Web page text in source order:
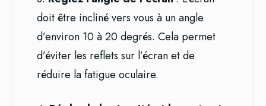
doit être incliné vers vous à un angle
d’environ 10 à 20 degrés. Cela permet
d’éviter les reflets sur l’écran et de
réduire la fatigue oculaire.